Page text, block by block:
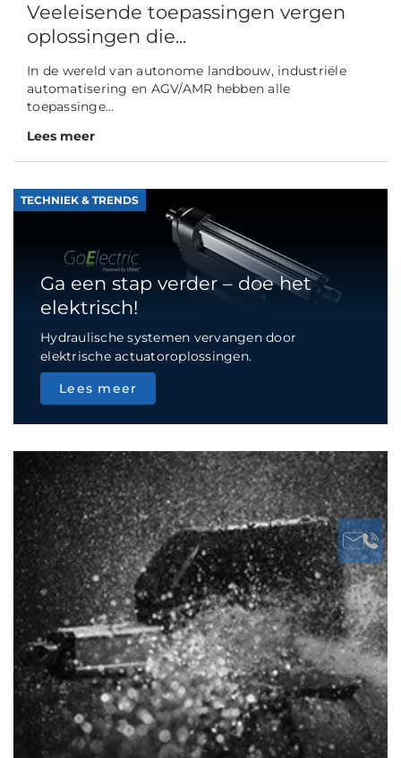
Veeleisende toepassingen vergen
oplossingen die...
In de wereld van autonome landbouw, industriële
automatisering en AGV/AMR hebben alle
toepassinge...
Lees meer
TECHNIEK & TRENDS
Ga een stap verder – doe het
elektrisch!
Hydraulische systemen vervangen door
elektrische actuatoroplossingen.
Lees meer